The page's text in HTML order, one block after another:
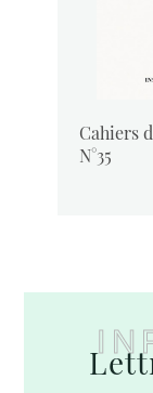
Cahiers
N°35